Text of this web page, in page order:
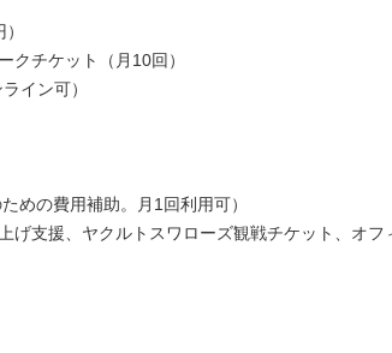
クチケット（月10回）
イン可）
めの費用補助。月1回利用可）
げ支援、ヤクルトスワローズ観戦チケット、オフ